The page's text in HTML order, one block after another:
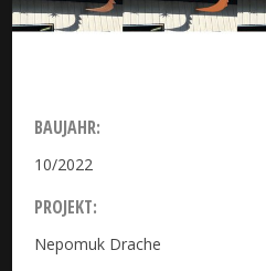
BAUJAHR:
10/2022
PROJEKT:
Nepomuk Drache